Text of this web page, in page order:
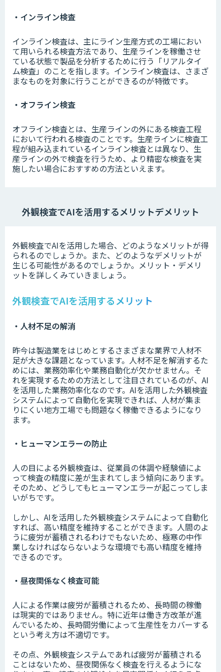
・インライン検査
インライン検査は、主にライン生産方式の工場におい
て用いられる検査方法であり、生産ラインを稼働させ
ている状態で製品を分析するために行う「リアルタイ
ム検査」のことを指します。インライン検査は、さまざ
まなものを対象に行うことができるのが特徴です。
・オフライン検査
オフライン検査とは、生産ラインの外にある検査工程
において行われる検査のことです。生産ラインに検査工
程が組み込まれているインライン検査とは異なり、生
産ラインの外で検査を行うため、より精密な検査を実
施したい場合におすすめの方法といえます。
外観検査でAIを活用するメリットデメリット
外観検査でAIを活用した場合、どのようなメリットが得
られるのでしょうか。また、どのようなデメリットが
生じる可能性があるのでしょうか。メリット・デメリ
ットを詳しくみていきましょう。
外観検査でAIを活用するメリット
・人材不足の解消
昨今は製造業をはじめとするさまざまな業界で人材不
足が大きな課題となっています。人材不足を解消するた
めには、業務効率化や業務自動化が欠かせません。そ
れを実現するための方法として注目されているのが、AI
を活用した業務効率化なのです。AIを活用した外観検査
システムによって自動化を実現できれば、人材が集ま
りにくい地方工場でも問題なく稼働できるようになり
ます。
・ヒューマンエラーの防止
人の目による外観検査は、従業員の体調や経験値によ
って検査の精度に差が生まれてしまう傾向にあります。
そのため、どうしてもヒューマンエラーが起こってしま
いがちです。
しかし、AIを活用した外観検査システムによって自動化
すれば、高い精度を維持することができます。人間のよ
うに疲労が蓄積されるわけでもないため、極寒の中作
業しなければならないような環境でも高い精度を維持
できるのです。
・昼夜関係なく検査可能
人による作業は疲労が蓄積されるため、長時間の稼働
は現実的ではありません。特に近年は働き方改革が進
んでいるため、長時間労働によって生産性をカバーする
という考え方は不適切です。
その点、外観検査システムであれば疲労が蓄積される
ことはないため、昼夜関係なく検査を行えるようにな